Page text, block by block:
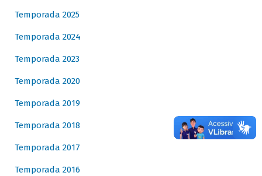
Temporada 2025
Temporada 2024
Temporada 2023
Temporada 2020
Temporada 2019
Temporada 2018
Temporada 2017
Temporada 2016